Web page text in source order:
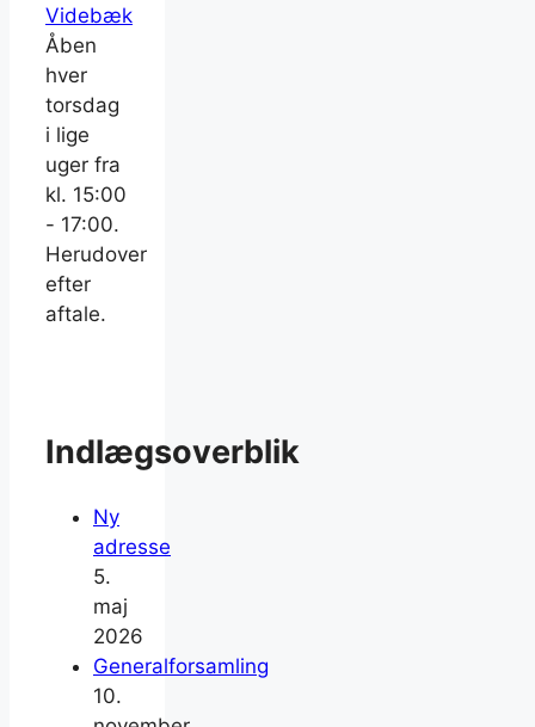
Videbæk
Åben
hver
torsdag
i lige
uger fra
kl. 15:00
- 17:00.
Herudover
efter
aftale.
Indlægsoverblik
Ny
adresse
5.
maj
2026
Generalforsamling
10.